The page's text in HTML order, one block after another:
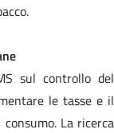
sul controllo del
le tasse e il
La ricerca